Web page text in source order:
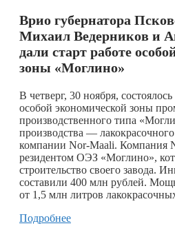
Врио губернатора
Михаил Ведерников и
дали старт работе
зоны «Моглино»
В четверг, 30 ноября,
особой экономической зоны
производственного типа
производства —
компании Nor-Maali. Компания
резидентом ОЭЗ «Моглино»,
строительство своего завода.
составили 400 млн рублей.
от 1,5 млн литров
Подробнее